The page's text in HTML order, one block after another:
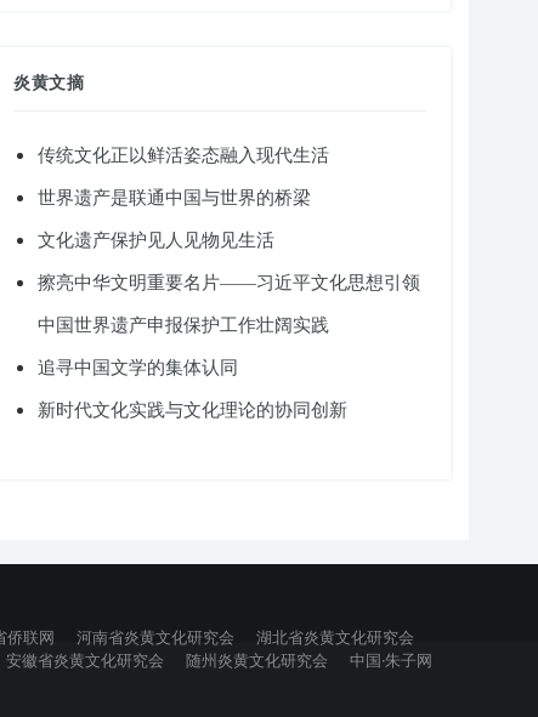
炎黄文摘
传统文化正以鲜活姿态融入现代生活
世界遗产是联通中国与世界的桥梁
文化遗产保护见人见物见生活
擦亮中华文明重要名片——习近平文化思想引领
中国世界遗产申报保护工作壮阔实践
追寻中国文学的集体认同
新时代文化实践与文化理论的协同创新
侨联网 河南省炎黄文化研究会
湖北省炎黄文化研究会
安徽省炎黄文化研究会 随州炎黄文化研究会 中国·朱子网